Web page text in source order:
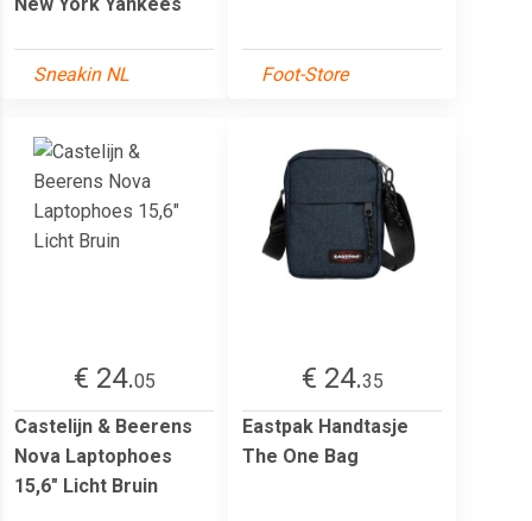
Sneakin NL Foot-Store
€ 24.05
Castelijn & Beerens
Nova Laptophoes
15,6" Licht Bruin
€ 24.35
Eastpak Handtasje
The One Bag